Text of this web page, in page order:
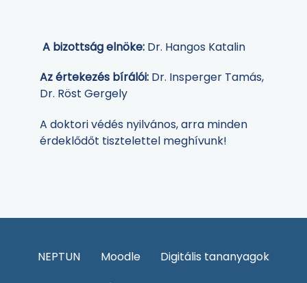
A bizottság elnöke: Dr. Hangos Katalin
Az értekezés bírálói: Dr. Insperger Tamás,
Dr. Röst Gergely
A doktori védés nyilvános, arra minden
érdeklődőt tisztelettel meghívunk!
NEPTUN Moodle
Digitális tananyagok